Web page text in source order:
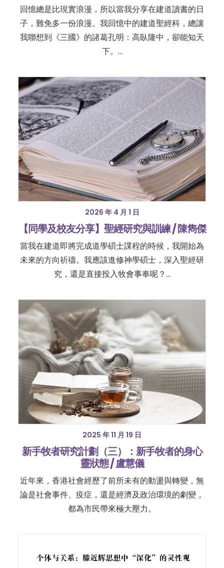
回憶總是比現實浪漫，所以當我分享在建道讀書的日
子，難免多一份浪漫。我回憶中的建道聖經科，總讓
我聯想到《三國》的諸葛孔明：高臥隆中，卻能知天
下。…
2026 年 4 月 1 日
【同學及校友分享】聖經研究與訓練 / 陳雋傑
當我在建道即將完成道學碩士課程的時候，我開始為
未來的方向祈禱。我應該進修神學碩士，深入聖經研
究，還是直接投入牧會事奉呢？…
2025 年 11 月 19 日
新手牧者研究計劃（三）：新手牧者的身心
靈狀態 / 盧慧儀
近年來，香港社會經歷了前所未有的動盪與轉變，無
論是社會事件、疫症，還是經濟及政治環境的劇變，
都為市民帶來極大壓力。